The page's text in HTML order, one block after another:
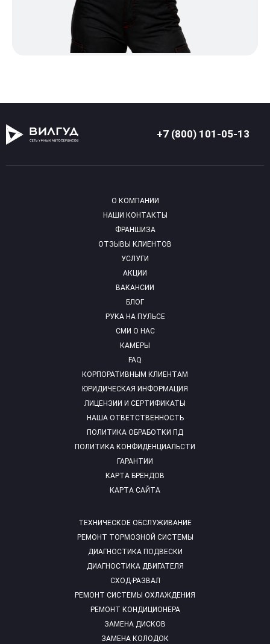
+7 (800) 101-05-13
О КОМПАНИИ
НАШИ КОНТАКТЫ
ФРАНШИЗА
ОТЗЫВЫ КЛИЕНТОВ
УСЛУГИ
АКЦИИ
ВАКАНСИИ
БЛОГ
РУКА НА ПУЛЬСЕ
СМИ О НАС
КАМЕРЫ
FAQ
ТЕХНИЧЕСКОЕ ОБСЛУЖИВАНИЕ
РЕМОНТ ТОРМОЗНОЙ СИСТЕМЫ
ДИАГНОСТИКА ПОДВЕСКИ
ДИАГНОСТИКА ДВИГАТЕЛЯ
СХОД-РАЗВАЛ
РЕМОНТ СИСТЕМЫ ОХЛАЖДЕНИЯ
РЕМОНТ КОНДИЦИОНЕРА
ЗАМЕНА ДИСКОВ
ЗАМЕНА КОЛОДОК
КОРПОРАТИВНЫМ КЛИЕНТАМ
ЮРИДИЧЕСКАЯ ИНФОРМАЦИЯ
ЛИЦЕНЗИИ И СЕРТИФИКАТЫ
НАША ОТВЕТСТВЕННОСТЬ
ПОЛИТИКА ОБРАБОТКИ ПД
ПОЛИТИКА КОНФИДЕНЦИАЛЬСТИ
ГАРАНТИИ
КАРТА БРЕНДОВ
КАРТА САЙТА